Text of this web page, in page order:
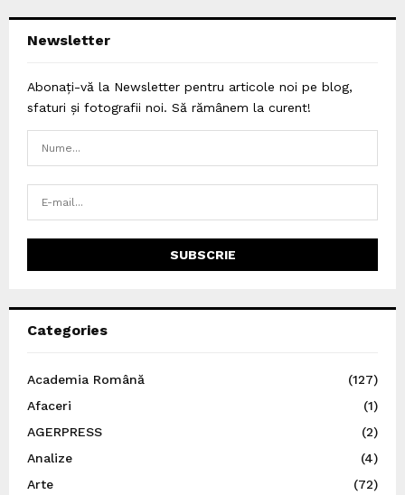
Newsletter
Abonați-vă la Newsletter pentru articole noi pe blog,
sfaturi și fotografii noi. Să rămânem la curent!
Categories
Academia Română
(127)
Afaceri
(1)
AGERPRESS
(2)
Analize
(4)
Arte
(72)